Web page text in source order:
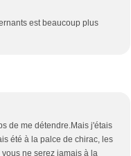
est beaucoup plus
de me détendre.Mais j'étais
été à la palce de chirac, les
ne serez jamais à la